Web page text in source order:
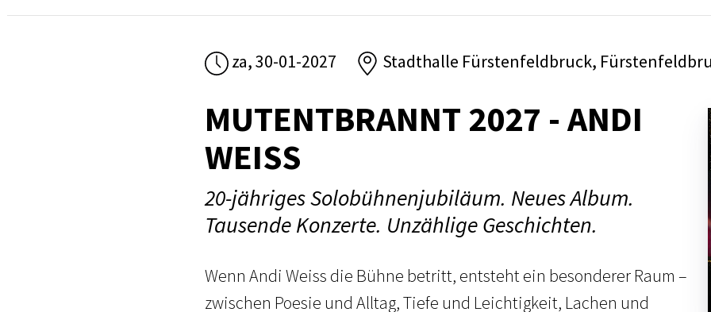
za, 30-01-2027 Stadthalle Fürstenfeldbruck,
MUTENTBRANNT 2027 - ANDI
WEISS
20-jähriges Solobühnenjubiläum. Neues Album.
Tausende Konzerte. Unzählige Geschichten.
Wenn Andi Weiss die Bühne betritt, entsteht ein besonderer Raum –
zwischen Poesie und Alltag, Tiefe und Leichtigkeit, Lachen und